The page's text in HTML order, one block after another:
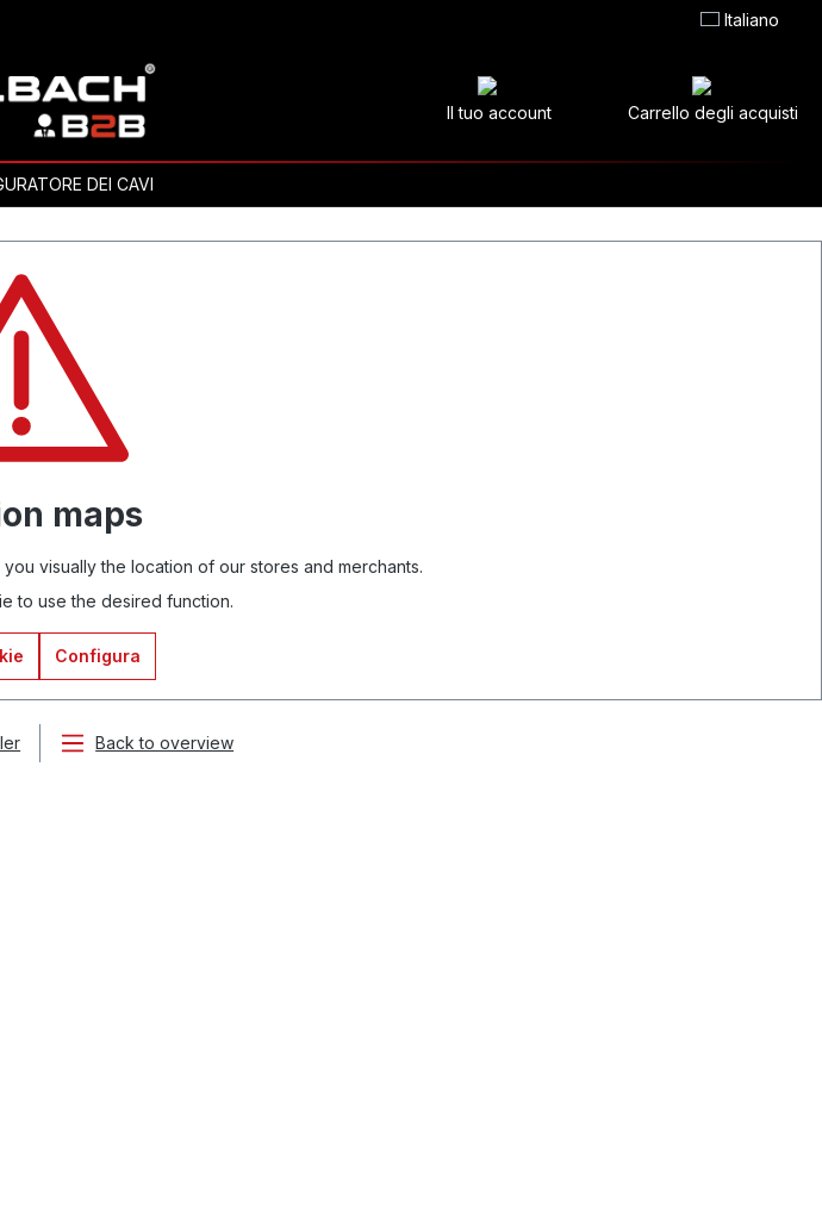
Italiano
Il tuo account Carrello degli acquisti
DEI CAVI
maps
visually the location of our stores and merchants.
to use the desired function.
Configura
Back to overview